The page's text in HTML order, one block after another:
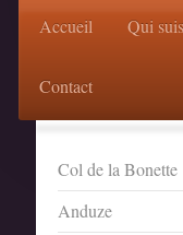
Accueil Qui
Contact
Col de la Bonette
Anduze